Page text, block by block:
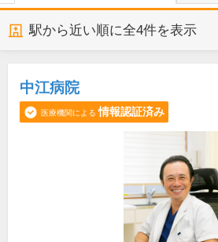
駅から近い順に全4件を表示
中江病院
医療機関による 情報認証済み